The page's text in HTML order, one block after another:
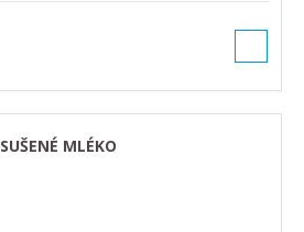
SUŠENÉ MLÉKO